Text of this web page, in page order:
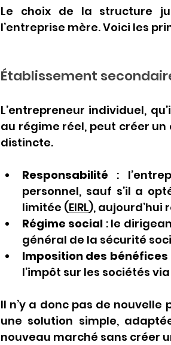
Le choix de la structure
l’entreprise mère. Voici les
Établissement
L’entrepreneur individuel,
au régime réel, peut créer
distincte.
Responsabilité :
personnel, sauf s’il a
limitée (EIRL),
Régime social : le
général de la sécurité
Imposition des bénéfices
l’impôt sur les sociétés via
Il n’y a donc pas de
une solution simple,
nouveau marché sans créer